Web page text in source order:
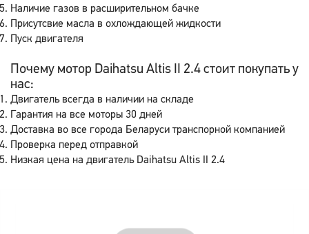
Наличие газов в расширительном бачке
Присутсвие масла в охлождающей жидкости
Пуск двигателя
Почему мотор Daihatsu Altis II 2.4 стоит покупать у
нас:
Двигатель всегда в наличии на складе
Гарантия на все моторы 30 дней
Доставка во все города Беларуси транспорной компанией
Проверка перед отправкой
Низкая цена на двигатель Daihatsu Altis II 2.4